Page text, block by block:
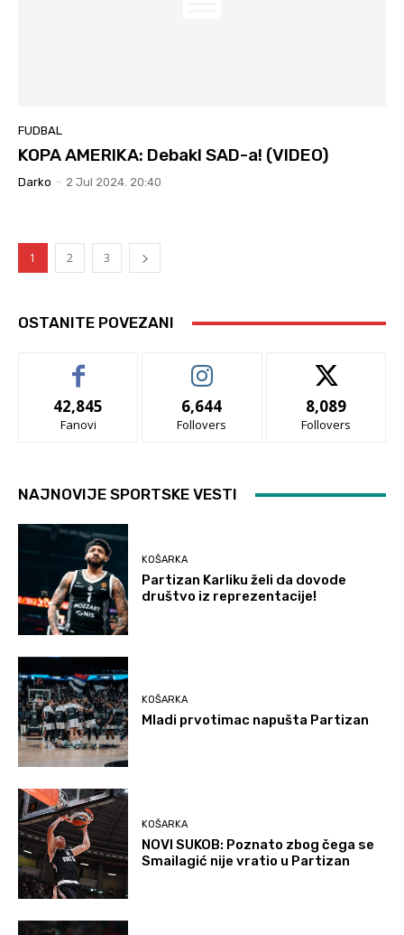
FUDBAL
KOPA AMERIKA: Debakl SAD-a! (VIDEO)
Darko - 2 Jul 2024. 20:40
1 2 3
OSTANITE POVEZANI
42,845
Fanovi
6,644
Follovers
8,089
Follovers
NAJNOVIJE SPORTSKE VESTI
KOŠARKA
Partizan Karliku želi da dovode
društvo iz reprezentacije!
KOŠARKA
Mladi prvotimac napušta Partizan
KOŠARKA
NOVI SUKOB: Poznato zbog čega se
Smailagić nije vratio u Partizan